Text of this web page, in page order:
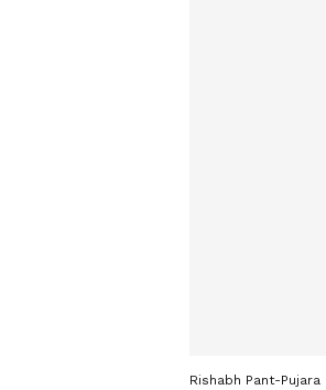
Rishabh Pant-Pujara